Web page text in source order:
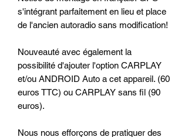
s'intégrant parfaitement en lieu et place
de l'ancien autoradio sans modification!
Nouveauté avec également la
possibilité d'ajouter l'option CARPLAY
et/ou ANDROID Auto a cet appareil. (60
euros TTC) ou CARPLAY sans fil (90
euros).
Nous nous efforçons de pratiquer des